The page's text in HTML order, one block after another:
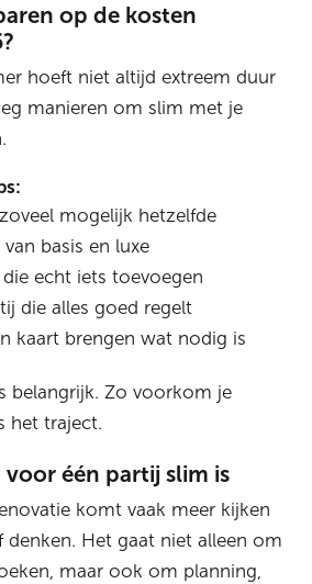
op de kosten
hoeft niet altijd extreem duur
manieren om slim met je
mogelijk hetzelfde
basis en luxe
die echt iets toevoegen
die alles goed regelt
kaart brengen wat nodig is
belangrijk. Zo voorkom je
het traject.
één partij slim is
komt vaak meer kijken
denken. Het gaat niet alleen om
maar ook om planning,